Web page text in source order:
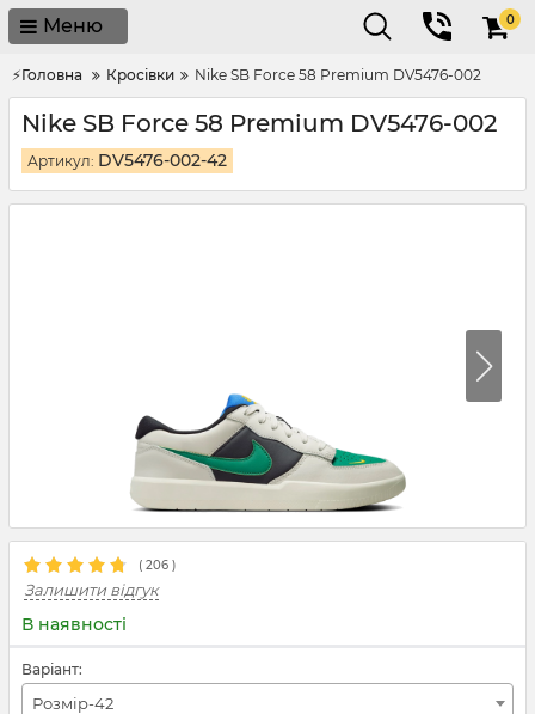
Меню 0
⚡Головна Кросівки Nike SB Force 58 Premium DV5476-002
Nike SB Force 58 Premium DV5476-002
Артикул: DV5476-002-42
( 206 )
Залишити відгук
В наявності
Варіант:
Розмір-42